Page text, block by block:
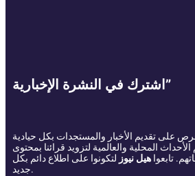
اشترك في النشرة الإخبارية”
على تقديم الأخبار والمستجدات بكل حيادية
المحلية والعالمية لتزويد قرائنا بمحتوى
تابعوا هيل نيوز لتكونوا على اطلاع دائم بكل
جديد.